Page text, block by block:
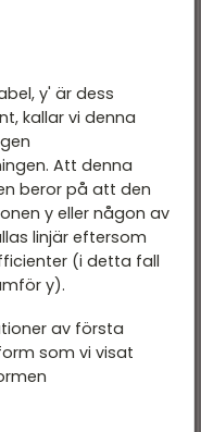
y' är dess
kallar vi denna
Att denna
beror på att den
y eller någon av
linjär eftersom
(i detta fall
y).
av första
som vi visat